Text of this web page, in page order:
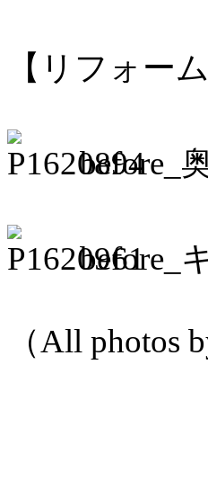
【リフォー
before_
before_
（All